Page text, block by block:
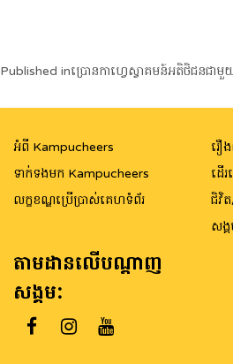
Post
navigation
Published inប្រោនកាហ្វេស្វាគមន៍អតិថិជនជា
អំពី Kampucheers
ទាក់ទងមក Kampucheers
លក្ខខណ្ឌប្រើប្រាស់គេហទំព័រ
រឿ
ដើ
ជិវិត
សង្
តាមដានលើបណ្តាញ
សង្គម: